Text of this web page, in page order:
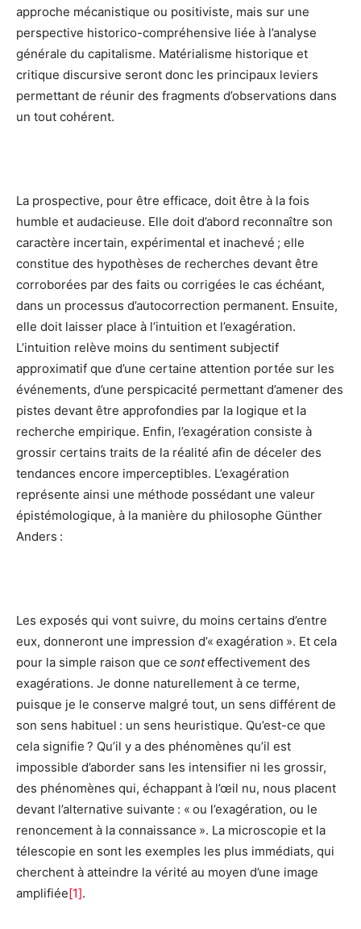
approche mécanistique ou positiviste, mais sur une
perspective historico-compréhensive liée à l’analyse
générale du capitalisme. Matérialisme historique et
critique discursive seront donc les principaux leviers
permettant de réunir des fragments d’observations dans
un tout cohérent.
La prospective, pour être efficace, doit être à la fois
humble et audacieuse. Elle doit d’abord reconnaître son
caractère incertain, expérimental et inachevé ; elle
constitue des hypothèses de recherches devant être
corroborées par des faits ou corrigées le cas échéant,
dans un processus d’autocorrection permanent. Ensuite,
elle doit laisser place à l’intuition et l’exagération.
L’intuition relève moins du sentiment subjectif
approximatif que d’une certaine attention portée sur les
événements, d’une perspicacité permettant d’amener des
pistes devant être approfondies par la logique et la
recherche empirique. Enfin, l’exagération consiste à
grossir certains traits de la réalité afin de déceler des
tendances encore imperceptibles. L’exagération
représente ainsi une méthode possédant une valeur
épistémologique, à la manière du philosophe Günther
Anders :
Les exposés qui vont suivre, du moins certains d’entre
eux, donneront une impression d’« exagération ». Et cela
pour la simple raison que ce sonteffectivement des
exagérations. Je donne naturellement à ce terme,
puisque je le conserve malgré tout, un sens différent de
son sens habituel : un sens heuristique. Qu’est-ce que
cela signifie ? Qu’il y a des phénomènes qu’il est
impossible d’aborder sans les intensifier ni les grossir,
des phénomènes qui, échappant à l’œil nu, nous placent
devant l’alternative suivante : « ou l’exagération, ou le
renoncement à la connaissance ». La microscopie et la
télescopie en sont les exemples les plus immédiats, qui
cherchent à atteindre la vérité au moyen d’une image
amplifiée[1].